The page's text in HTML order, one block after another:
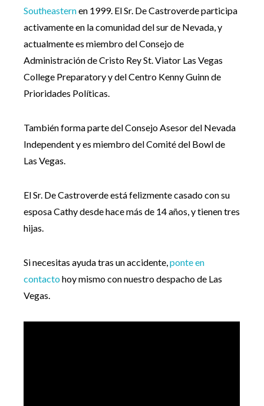
Southeasternen 1999. El Sr. De Castroverde participa
activamente en la comunidad del sur de Nevada, y
actualmente es miembro del Consejo de
Administración de Cristo Rey St. Viator Las Vegas
College Preparatory y del Centro Kenny Guinn de
Prioridades Políticas.
También forma parte del Consejo Asesor del Nevada
Independent y es miembro del Comité del Bowl de
Las Vegas.
El Sr. De Castroverde está felizmente casado con su
esposa Cathy desde hace más de 14 años, y tienen tres
hijas.
Si necesitas ayuda tras un accidente,ponte en
contactohoy mismo con nuestro despacho de Las
Vegas.